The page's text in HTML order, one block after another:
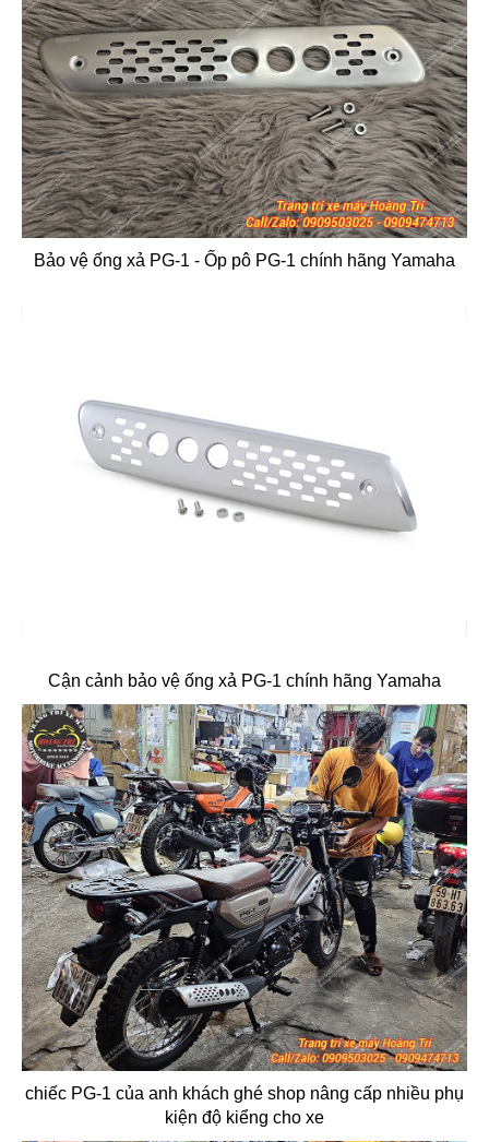
Bảo vệ ống xả PG-1 - Ốp pô PG-1 chính hãng Yamaha
Cận cảnh bảo vệ ống xả PG-1 chính hãng Yamaha
chiếc PG-1 của anh khách ghé shop nâng cấp nhiều phụ
kiện độ kiểng cho xe